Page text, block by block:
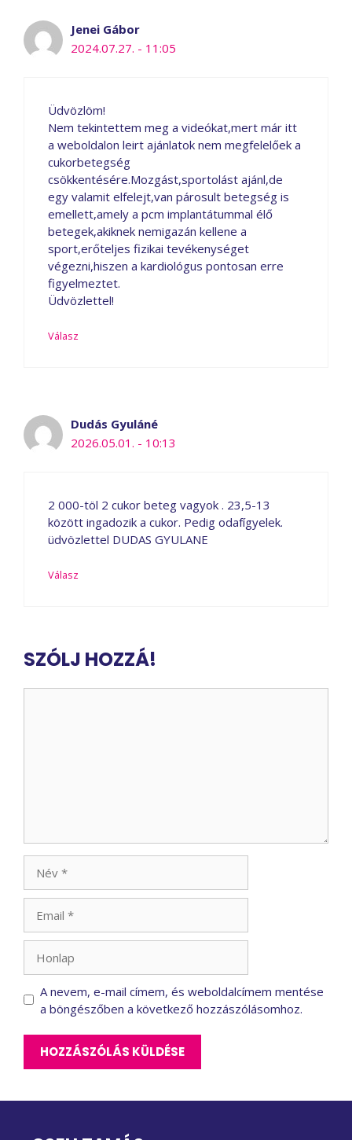
Jenei Gábor
2024.07.27. - 11:05
Üdvözlöm!
Nem tekintettem meg a videókat,mert már itt
a weboldalon leirt ajánlatok nem megfelelőek a
cukorbetegség
csökkentésére.Mozgást,sportolást ajánl,de
egy valamit elfelejt,van párosult betegség is
emellett,amely a pcm implantátummal élő
betegek,akiknek nemigazán kellene a
sport,erőteljes fizikai tevékenységet
végezni,hiszen a kardiológus pontosan erre
figyelmeztet.
Üdvözlettel!
Válasz
Dudás Gyuláné
2026.05.01. - 10:13
2 000-töl 2 cukor beteg vagyok . 23,5-13
között ingadozik a cukor. Pedig odafígyelek.
üdvözlettel DUDAS GYULANE
Válasz
SZÓLJ HOZZÁ!
A nevem, e-mail címem, és weboldalcímem mentése
a böngészőben a következő hozzászólásomhoz.